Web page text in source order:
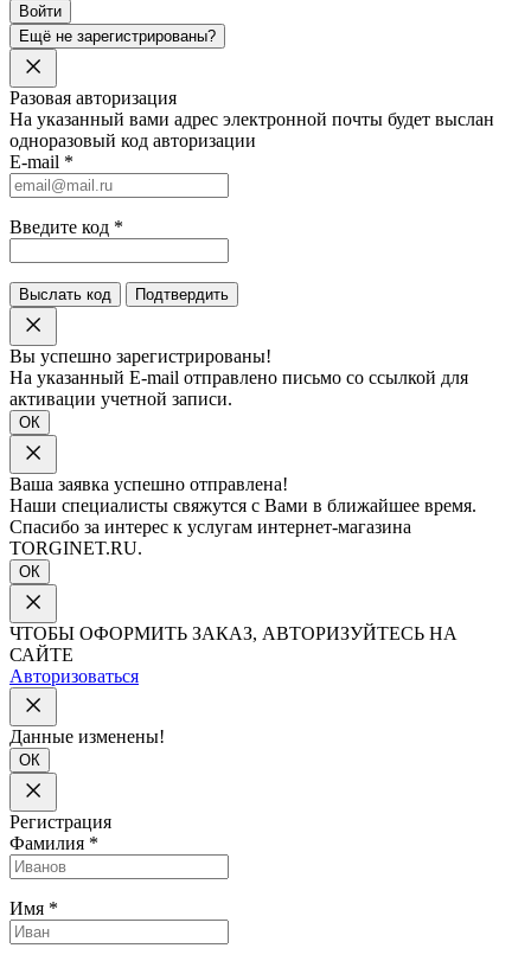
Войти
Ещё не зарегистрированы?
Разовая авторизация
На указанный вами адрес электронной почты будет выслан
одноразовый код авторизации
E-mail *
Введите код *
Выслать код Подтвердить
Вы успешно зарегистрированы!
На указанный E-mail отправлено письмо со ссылкой для
активации учетной записи.
ОК
Ваша заявка успешно отправлена!
Наши специалисты свяжутся с Вами в ближайшее время.
Спасибо за интерес к услугам интернет-магазина
TORGINET.RU.
ОК
ЧТОБЫ ОФОРМИТЬ ЗАКАЗ, АВТОРИЗУЙТЕСЬ НА
САЙТЕ
Авторизоваться
Данные изменены!
ОК
Регистрация
Фамилия *
Имя *